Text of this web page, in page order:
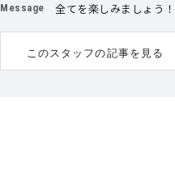
Message 全てを楽しみましょう！
このスタッフの記事を見る